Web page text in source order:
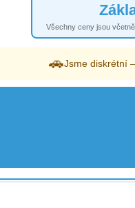
Všechny ceny jsou
🚗Jsme diskrétní